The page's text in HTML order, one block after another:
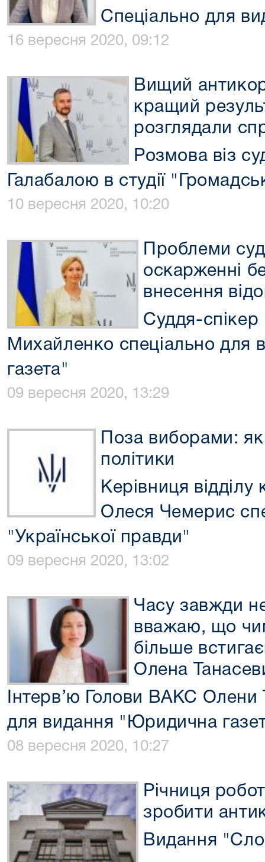
Спеціально для
16 вересня 2020, 09:12
Вищий
кращий
розглядали
Розмова віз
Галабалою в студії
10 вересня 2020, 10:20
Проблеми
оскарженні
внесення
Суддя-
Михайленко спеціально
газета"
09 вересня 2020, 13:29
Поза виборами:
політики
Керівниця
Олеся Чемерис
"Української правди"
09 вересня 2020, 13:02
Часу завжди
вважаю, що
більше
Олена
Інтерв’ю Голови ВАКС Олени
для видання "Юридична
08 вересня 2020, 10:27
Річниця
зробити
Видання